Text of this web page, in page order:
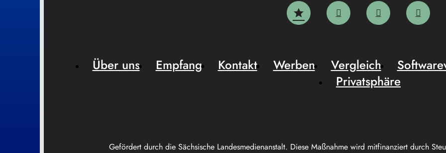
Gefördert durch die Sächsische Landesmedienanstalt. Diese Maßnahme wird mitfinanziert durch
Über uns Empfang Kontakt Werben Vergleich
Privatsphäre